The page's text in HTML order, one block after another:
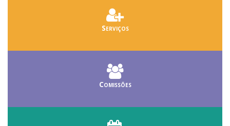
Serviços
Comissões